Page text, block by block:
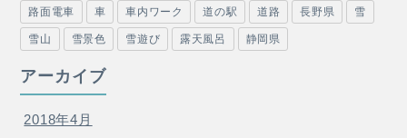
路面電車 車 車内ワーク 道の駅 道路 長野県 雪
雪山 雪景色 雪遊び 露天風呂 静岡県
アーカイブ
2018年4月